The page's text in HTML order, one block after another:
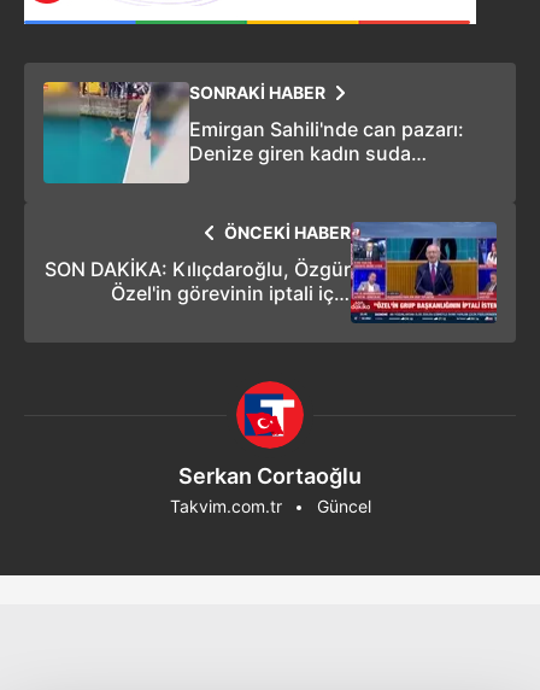
SONRAKİ HABER
Emirgan Sahili'nde can pazarı:
Denize giren kadın suda
ÖNCEKİ HABER
SON DAKİKA: Kılıçdaroğlu, Özgür
Özel'in görevinin iptali için
Serkan Cortaoğlu
Takvim.com.tr Güncel